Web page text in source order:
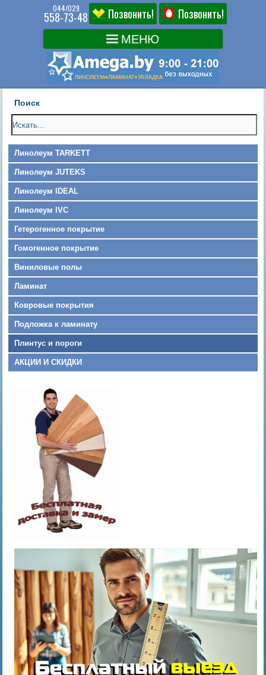
044/029
558-73-48 Позвонить! Позвонить!
Поиск
Линолеум TARKETT
Линолеум JUTEKS
Линолеум IDEAL
Линолеум IVC
Гетерогенное покрытие
Гомогенное покрытие
Виниловые полы
Ламинат
Ковровые покрытия
Подложка к ламинату
Плинтус и пороги
АКЦИИ И СКИДКИ